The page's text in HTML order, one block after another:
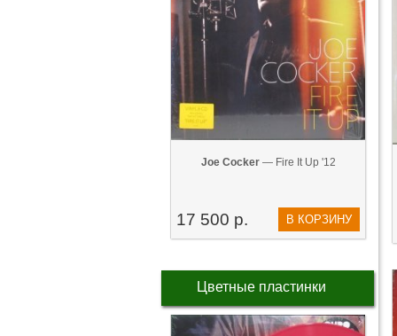
Joe Cocker— Fire It Up '12
17 500 р. В КОРЗИНУ
Цветные пластинки